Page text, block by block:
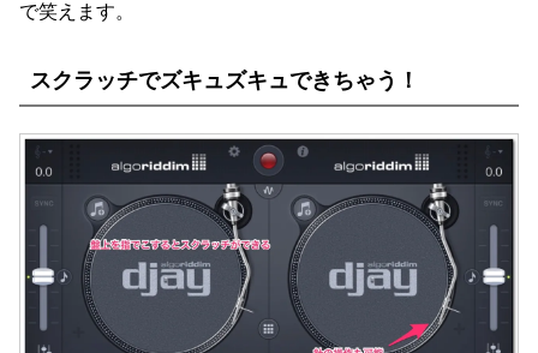
で笑えます。
スクラッチでズキュズキュできちゃう！